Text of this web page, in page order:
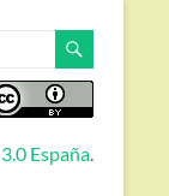
España.